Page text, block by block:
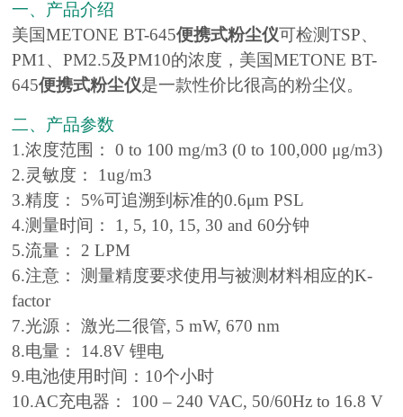
一、产品介绍
美国METONE BT-645便携式粉尘仪可检测TSP、
PM1、PM2.5及PM10的浓度，美国METONE BT-
645便携式粉尘仪是一款性价比很高的粉尘仪。
二、产品参数
1.浓度范围： 0 to 100 mg/m3 (0 to 100,000 μg/m3)
2.灵敏度： 1ug/m3
3.精度： 5%可追溯到标准的0.6μm PSL
4.测量时间： 1, 5, 10, 15, 30 and 60分钟
5.流量： 2 LPM
6.注意： 测量精度要求使用与被测材料相应的K‐
factor
7.光源： 激光二很管, 5 mW, 670 nm
8.电量： 14.8V 锂电
9.电池使用时间：10个小时
10.AC充电器： 100 – 240 VAC, 50/60Hz to 16.8 V